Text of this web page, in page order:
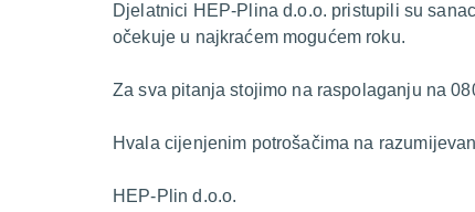
Djelatnici HEP-Plina d.o.o. pristupili su
očekuje u najkraćem mogućem roku.
Za sva pitanja stojimo na raspolaganju na
Hvala cijenjenim potrošačima na
HEP-Plin d.o.o.